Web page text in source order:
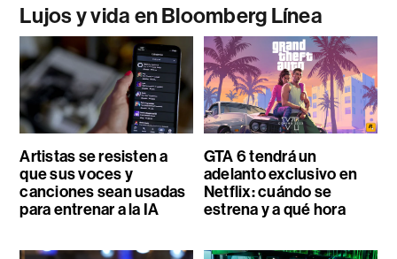
Lujos y vida en Bloomberg Línea
Artistas se resisten a
que sus voces y
canciones sean usadas
para entrenar a la IA
GTA 6 tendrá un
adelanto exclusivo en
Netflix: cuándo se
estrena y a qué hora